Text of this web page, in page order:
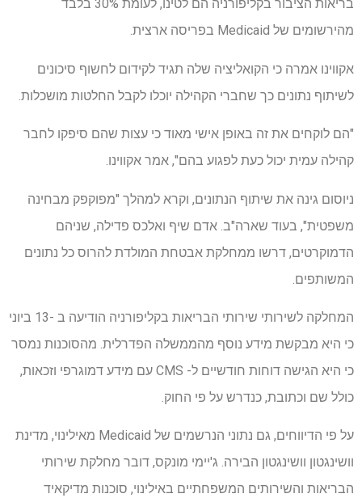
בריאות הציבור בקליפורניה הם לטינו, לעומת 30% בלבד
מהירשומים של Medicaid בפריסה ארצית.
אקווינו אמרה כי הקואליציה שלה תגיד לקידום לחשוף סיכונים
לשיתוף נתונים כך שחברי הקהילה יוכלו לקבל החלטות מושכלות.
"הם לוקחים את זה באופן אישי מאוד כי עצות שהם סיפקו לחבר
קהילה עמית יכול כעת לפגוע בהם", אמר אקווינו.
ניוסום גינה את שיתוף הנתונים, וקרא למהלך "מפוקפק מבחינה
משפטית", בעוד שארה"ב. אדם שיף ואלכס פדילה, שניהם
הדמוקרטים, דרשו ממחלקת אבטחת המולדת להרוס כל נתונים
המשותפים.
המחלקה לשירותי שירותי הבריאות בקליפורניה הודיעה ב -13 ביוני
כי היא מבקשת מידע נוסף מהממשלה הפדרלית. מהסוכנות נמסר
כי היא הגישה דוחות חודשיים ל- CMS עם מידע דמוגרפי וזכאות,
כולל שם וכתובת, כנדרש על פי החוק.
על פי הדיווחים, גם נתוני הנרשמים של Medicaid מאילינוי, מדינת
וושינגטון וושינגטון הבירה. ג'יימי מונקס, דובר מחלקת שירותי
הבריאות והשירותים המשפחתיים באילינוי, סוכנות מדיקאיד